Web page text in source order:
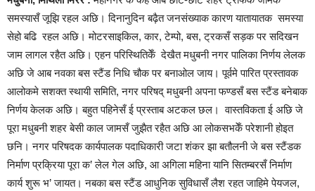
समस्यासँ जूझि रहल अछि। दिनानुदिन बढ़ैत जनसंख्याक कारण यातायातक समस्या
सेहो बढि रहल अछि। मोटरसाइकिल, कार, टेम्पो, बस, ट्रकसँ सड़क पर सदिखन
जाम लागल रहैत अछि। एहन परिस्थितिकेँ देखैत मधुबनी नगर पालिका निर्णय लेलक
अछि जे आब नवका बस स्टैंड निधि चौक पर बनाओल जाय। पूर्वमे पारित प्रस्तावक
आलोकमे सशक्त स्थायी समिति, नगर परिषद् मधुबनी अपना फण्डसँ बस स्टैंड बनेबाक
निर्णय केलक अछि। बहुत पहिनेसँ ई प्रस्ताब अटकल छल। वास्तविकता ई अछि जे
पूरा मधुबनी शहर बेसी काल जामसँ जुझैत रहैत अछि आ लोकसभकेँ परेशानी होइत
छनि। नगर परिषदक कार्यपालक पदाधिकारी जटा शंकर झा बतौलनी जे बस स्टैंडक
निर्माण प्रक्रिया पूरा क’ लेल गेल अछि, आ अगिला महिना यानि सितम्बरसँ निर्माण
कार्य शुरू भ’ जायत। नबका बस स्टैंड आधुनिक सुविधासँ लैश रहत जाहिमे पेयजल,